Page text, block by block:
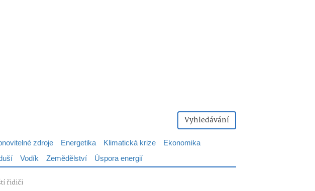
Vyhledávání
zdroje Energetika Klimatická krize
Ekonomika
Vodík Zemědělství Úspora energií
řidiči